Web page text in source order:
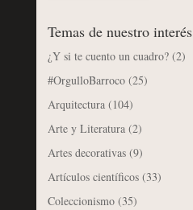
Temas de nuestro interés
¿Y si te cuento un cuadro?(2)
#OrgulloBarroco(25)
Arquitectura(104)
Arte y Literatura(2)
Artes decorativas(9)
Artículos científicos(33)
Coleccionismo(35)